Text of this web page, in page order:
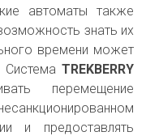
автоматы также
знать их
времени может
СистемаTREKBERRY
перемещение
и предоставлять